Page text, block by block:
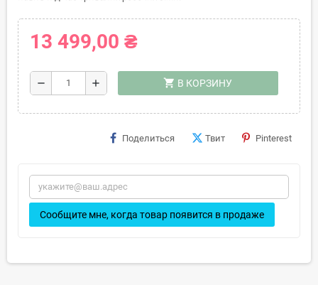
13 499,00 ₴
remove add shopping_cart В КОРЗИНУ
Поделиться Твит Pinterest
Сообщите мне, когда товар появится в продаже